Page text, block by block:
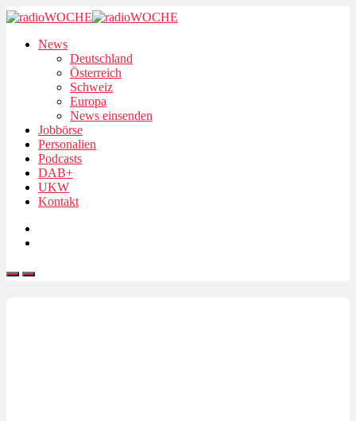
News
Deutschland
Österreich
Schweiz
Europa
News einsenden
Jobbörse
Personalien
Podcasts
DAB+
UKW
Kontakt